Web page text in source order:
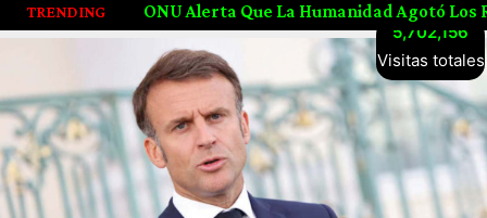
Visitas totales
5,702,156
TRENDING
Alerta Que La Humanidad Agotó Los Recursos